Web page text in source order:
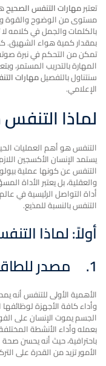
تعتبرمهارات التنفس الصحيح
مستوى من الوضوح والقوة
بالكلمات والجمل في كلامه
بمقدار كمية هواء الشهيق.
تمكن من التحكم في نبرة
المهارة بالتدريب المستمر،
سنتناول بالتفصيلمهارات
الإعلامي.
لماذا
التنفس هو أهم العمليات
يستمد الإنسان الأكسجين
التنفس عن كونها عملية
والعقلية، بل يعتبر الأداة
أداة التواصل الرئيسية في
التنفس بالنسبة للمذيع.
أولاً: لماذا
1.
مصدر
الأهمية الأولى للتنفس أنه
وأداء كافة الأجهزة
الجسم يموت الإنسان على
بعمله وأداء الأنشطة
باحترافية، حيث أنه يحسن
الأمور تزيد من القدرة على